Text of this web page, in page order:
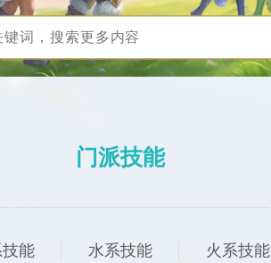
门派技能
能 水系技能 火系技能